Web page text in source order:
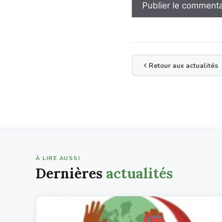
Retour aux actualités
À LIRE AUSSI
Dernières actualités